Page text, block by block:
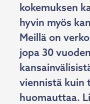
kokemuksen
hyvin myös
Meillä on
jopa 30
viennistä kuin
huomauttaa.